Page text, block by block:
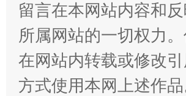
解纷+调解+退费，一次搞定
留言在本网站内容和
所属网站的一切权力
在网站内转载或修改
方式使用本网上述作